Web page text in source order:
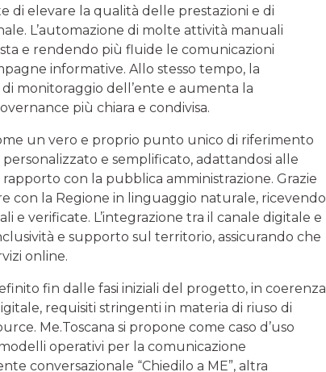
di elevare la qualità delle prestazioni e di
L’automazione di molte attività manuali
e rendendo più fluide le comunicazioni
informative. Allo stesso tempo, la
monitoraggio dell’ente e aumenta la
più chiara e condivisa.
un vero e proprio punto unico di riferimento
e semplificato, adattandosi alle
con la pubblica amministrazione. Grazie
con la Regione in linguaggio naturale, ricevendo
e verificate. L’integrazione tra il canale digitale e
e supporto sul territorio, assicurando che
online.
fin dalle fasi iniziali del progetto, in coerenza
requisiti stringenti in materia di riuso di
Me.Toscana si propone come caso d’uso
operativi per la comunicazione
conversazionale “Chiedilo a ME”, altra